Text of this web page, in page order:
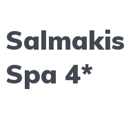
Spa 4*